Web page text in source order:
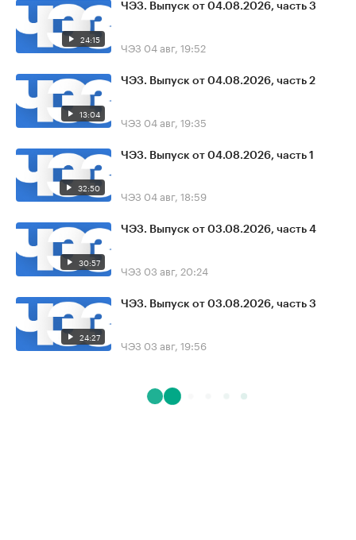
24:15
ЧЭЗ. Выпуск от 04.08.2026, часть 3
ЧЭЗ 04 авг, 19:52
13:04
ЧЭЗ. Выпуск от 04.08.2026, часть 2
ЧЭЗ 04 авг, 19:35
32:50
ЧЭЗ. Выпуск от 04.08.2026, часть 1
ЧЭЗ 04 авг, 18:59
30:57
ЧЭЗ. Выпуск от 03.08.2026, часть 4
ЧЭЗ 03 авг, 20:24
24:27
ЧЭЗ. Выпуск от 03.08.2026, часть 3
ЧЭЗ 03 авг, 19:56